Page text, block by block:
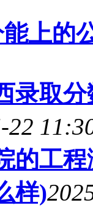
上的
录取
22
的工
样)